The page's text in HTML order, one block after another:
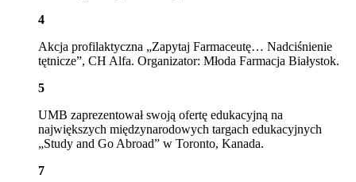
4
Akcja profilaktyczna „Zapytaj Farmaceutę… Nadciśnienie
tętnicze”, CH Alfa. Organizator: Młoda Farmacja Białystok.
5
UMB zaprezentował swoją ofertę edukacyjną na
największych międzynarodowych targach edukacyjnych
„Study and Go Abroad” w Toronto, Kanada.
7